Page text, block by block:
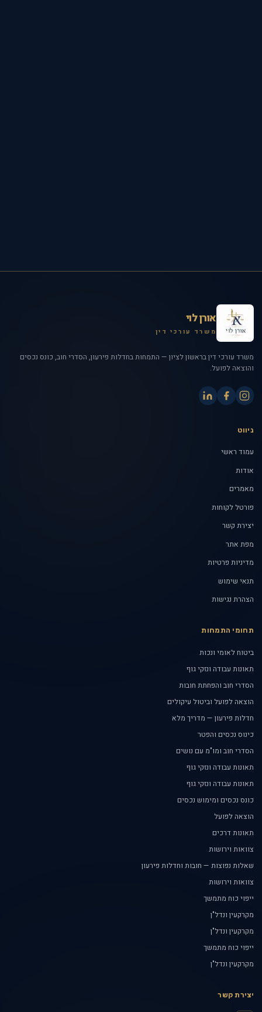
אורן לוי
משרד עורכי דין
משרד עורכי דין בראשון לציון — התמחות בחדלות פירעון, הסדרי חוב, כונס נכסים
והוצאה לפועל.
ניווט
עמוד ראשי
אודות
מאמרים
פורטל לקוחות
יצירת קשר
מפת אתר
מדיניות פרטיות
תנאי שימוש
הצהרת נגישות
תחומי התמחות
ביטוח לאומי ונכות
תאונות עבודה ונזקי גוף
הסדרי חוב והפחתת חובות
הוצאה לפועל וביטול עיקולים
חדלות פירעון — מדריך מלא
כינוס נכסים והפטר
הסדרי חוב ומו"מ עם נושים
תאונות עבודה ונזקי גוף
תאונות עבודה ונזקי גוף
כונס נכסים ומימוש נכסים
הוצאה לפועל
תאונות דרכים
צוואות וירושות
שאלות נפוצות — חובות וחדלות פירעון
צוואות וירושות
ייפוי כוח מתמשך
מקרקעין ונדל"ן
מקרקעין ונדל"ן
ייפוי כוח מתמשך
מקרקעין ונדל"ן
יצירת קשר